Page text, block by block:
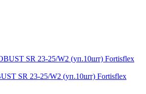
SR 23-25/W2 (уп.10шт) Fortisflex